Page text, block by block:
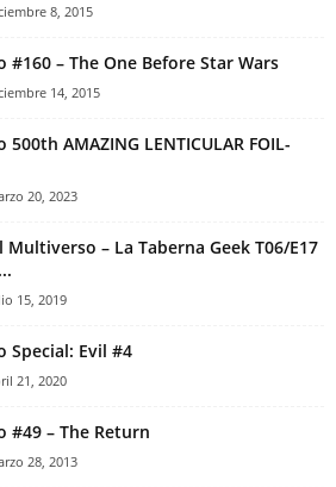
8, 2015
– The One Before Star Wars
14, 2015
AMAZING LENTICULAR FOIL-
20, 2023
– La Taberna Geek T06/E17
15, 2019
Special: Evil #4
21, 2020
#49 – The Return
28, 2013